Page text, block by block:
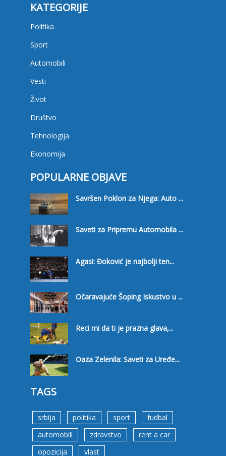
KATEGORIJE
Politika
Sport
Automobili
Vesti
Život
Društvo
Tehnologija
Ekonomija
POPULARNE OBJAVE
Savršen Poklon za Njega: Auto ...
Saveti za Pripremu Automobila ...
Agasi: Đoković je najbolji ten...
Očaravajuće Šoping Iskustvo u ...
Reci mi da ti je prazna glava,...
Oaza Zelenila: Saveti za Uređe...
TAGS
srbija politika sport
fudbal
automobili
zdravstvo
rent a car
opozicija
vlast